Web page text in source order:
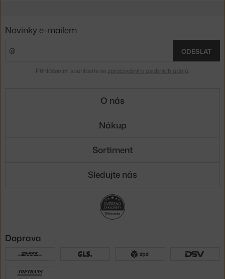
Novinky e-mailem
ODESLAT
Přihlášením souhlasíte se zpracováním osobních údajů
O nás
Nákup
Sortiment
Sledujte nás
Doprava